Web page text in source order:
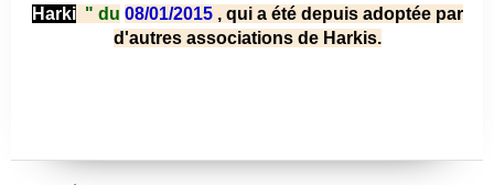
Harki " du 08/01/2015 , qui a été depuis adoptée par
d'autres associations de Harkis.